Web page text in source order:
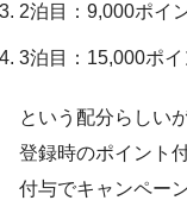
2泊目：9,000ポイ
3泊目：15,000ポイ
という配分らしい
登録時のポイント
付与でキャンペー